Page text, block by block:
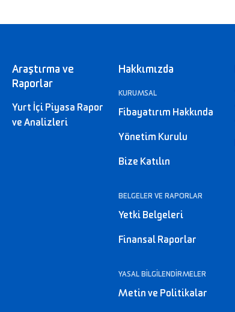
Araştırma ve
Raporlar
Yurt İçi Piyasa Rapor
ve Analizleri
Hakkımızda
KURUMSAL
Fibayatırım Hakkında
Yönetim Kurulu
Bize Katılın
BELGELER VE RAPORLAR
Yetki Belgeleri
Finansal Raporlar
YASAL BİLGİLENDİRMELER
Metin ve Politikalar